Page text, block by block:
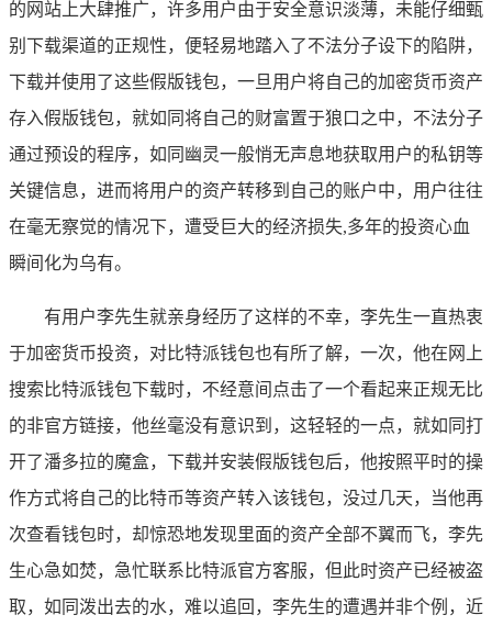
的网站上大肆推广，许多用户由于安全意识淡薄，未能仔细甄
别下载渠道的正规性，便轻易地踏入了不法分子设下的陷阱，
下载并使用了这些假版钱包，一旦用户将自己的加密货币资产
存入假版钱包，就如同将自己的财富置于狼口之中，不法分子
通过预设的程序，如同幽灵一般悄无声息地获取用户的私钥等
关键信息，进而将用户的资产转移到自己的账户中，用户往往
在毫无察觉的情况下，遭受巨大的经济损失,多年的投资心血
瞬间化为乌有。
有用户李先生就亲身经历了这样的不幸，李先生一直热衷
于加密货币投资，对比特派钱包也有所了解，一次，他在网上
搜索比特派钱包下载时，不经意间点击了一个看起来正规无比
的非官方链接，他丝毫没有意识到，这轻轻的一点，就如同打
开了潘多拉的魔盒，下载并安装假版钱包后，他按照平时的操
作方式将自己的比特币等资产转入该钱包，没过几天，当他再
次查看钱包时，却惊恐地发现里面的资产全部不翼而飞，李先
生心急如焚，急忙联系比特派官方客服，但此时资产已经被盗
取，如同泼出去的水，难以追回，李先生的遭遇并非个例，近